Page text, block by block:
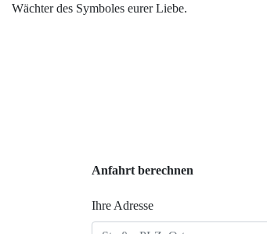
Wächter des Symboles eurer Liebe.
Anfahrt berechnen
Ihre Adresse